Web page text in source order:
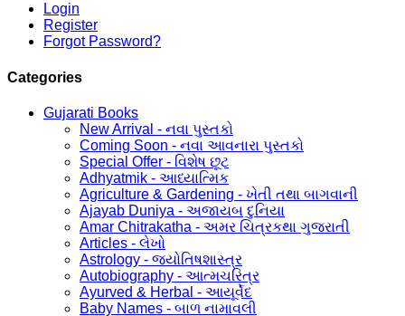
Login
Register
Forgot Password?
Categories
Gujarati Books
New Arrival - નવા પુસ્તકો
Coming Soon - નવા આવનારા પુસ્તકો
Special Offer - વિશેષ છૂટ
Adhyatmik - આધ્યાત્મિક
Agriculture & Gardening - ખેતી તથા બાગવાની
Ajayab Duniya - અજાયબ દુનિયા
Amar Chitrakatha - અમર ચિત્રકથા ગુજરાતી
Articles - લેખો
Astrology - જ્યોતિષશાસ્ત્ર
Autobiography - આત્મચરિત્ર
Ayurved & Herbal - આયૂર્વેદ
Baby Names - બાળ નામાવલી